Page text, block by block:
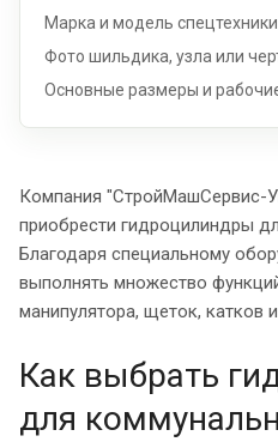
Марка и модель спецтехники
Фото шильдика, узла или
Основные размеры и
Компания "СтройМашСервис-
приобрести гидроцилиндры
Благодаря специальному
выполнять множество
манипулятора, щеток, катков
Как выбрать
для